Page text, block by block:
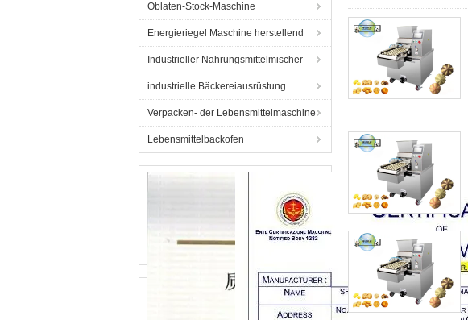
Oblaten-Stock-Maschine
Energieriegel Maschine herstellend
Industrieller Nahrungsmittelmischer
industrielle Bäckereiausrüstung
Verpacken- der Lebensmittelmaschine
Lebensmittelbackofen